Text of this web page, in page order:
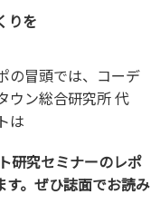
りを
の冒頭では、コーデ
ウン総合研究所 代
は
研究セミナーのレポ
。ぜひ誌面でお読み